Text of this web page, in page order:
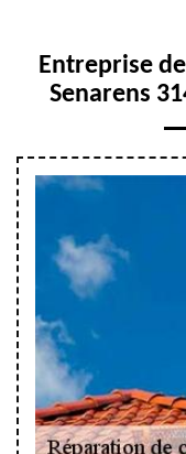
Entreprise
Senarens